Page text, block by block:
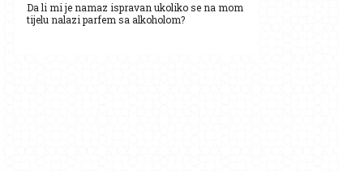
Da li mi je namaz ispravan ukoliko se na mom
tijelu nalazi parfem sa alkoholom?